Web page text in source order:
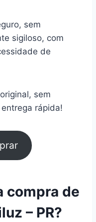
sem
sigiloso, com
de
sem
rápida!
compra de
– PR?